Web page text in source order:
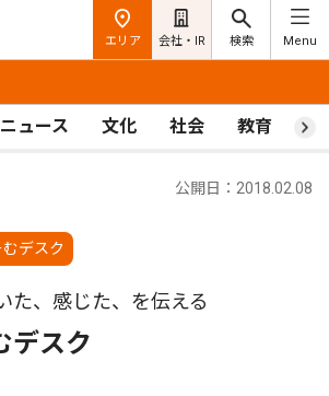
エリア 会社・IR 検索 Menu
ュース 文化 社会 教育 ス
デスク
公開日：2018.02.08
た、感じた、を伝える
デスク